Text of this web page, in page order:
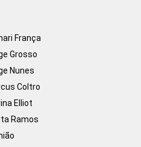
França
Grosso
Nunes
Coltro
Elliot
Ramos